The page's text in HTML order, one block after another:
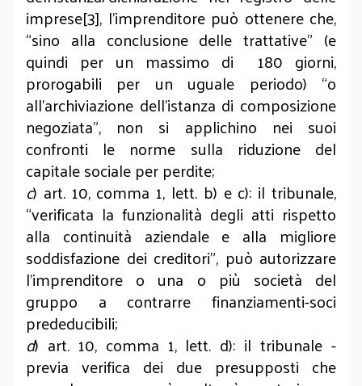
imprese[3], l’imprenditore può ottenere che,
“sino alla conclusione delle trattative” (e
quindi per un massimo di 180 giorni,
prorogabili per un uguale periodo) “o
all’archiviazione dell’istanza di composizione
negoziata”, non si applichino nei suoi
confronti le norme sulla riduzione del
capitale sociale per perdite;
c) art. 10, comma 1, lett. b) e c): il tribunale,
“verificata la funzionalità degli atti rispetto
alla continuità aziendale e alla migliore
soddisfazione dei creditori”, può autorizzare
l’imprenditore o una o più società del
gruppo a contrarre finanziamenti-soci
prededucibili;
d) art. 10, comma 1, lett. d): il tribunale -
previa verifica dei due presupposti che